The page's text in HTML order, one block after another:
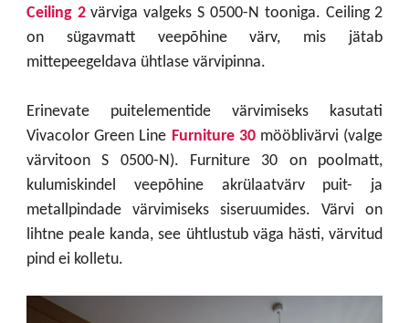
Ceiling 2värviga valgeks S 0500-N tooniga. Ceiling 2
on sügavmatt veepõhine värv, mis jätab
mittepeegeldava ühtlase värvipinna.
Erinevate puitelementide värvimiseks kasutati
Vivacolor Green Line Furniture 30mööblivärvi (valge
värvitoon S 0500-N). Furniture 30 on poolmatt,
kulumiskindel veepõhine akrülaatvärv puit- ja
metallpindade värvimiseks siseruumides. Värvi on
lihtne peale kanda, see ühtlustub väga hästi, värvitud
pind ei kolletu.